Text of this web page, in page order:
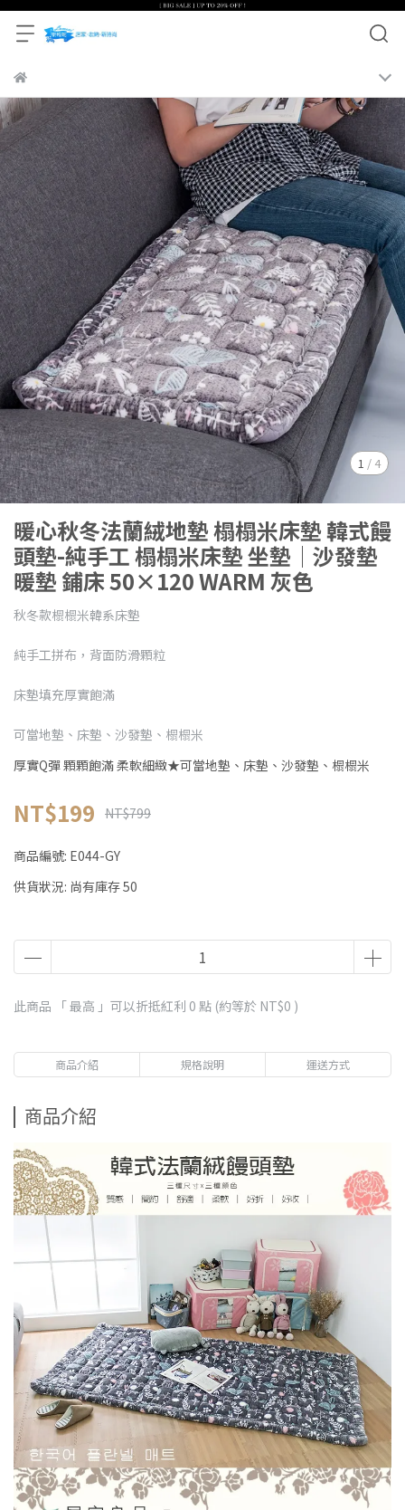
1 / 4
暖心秋冬法蘭絨地墊 榻榻米床墊 韓式饅
頭墊-純手工 榻榻米床墊 坐墊│沙發墊
暖墊 鋪床 50×120 WARM 灰色
秋冬款榻榻米韓系床墊
純手工拼布，背面防滑顆粒
床墊填充厚實飽滿
可當地墊、床墊、沙發墊、榻榻米
厚實Q彈 顆顆飽滿 柔軟細緻★可當地墊、床墊、沙發墊、榻榻米
NT$199 NT$799
商品編號: E044-GY
供貨狀況: 尚有庫存 50
此商品 「 最高 」可以折抵紅利 0 點 (約等於 NT$0 )
商品介紹 規格說明 運送方式
商品介紹